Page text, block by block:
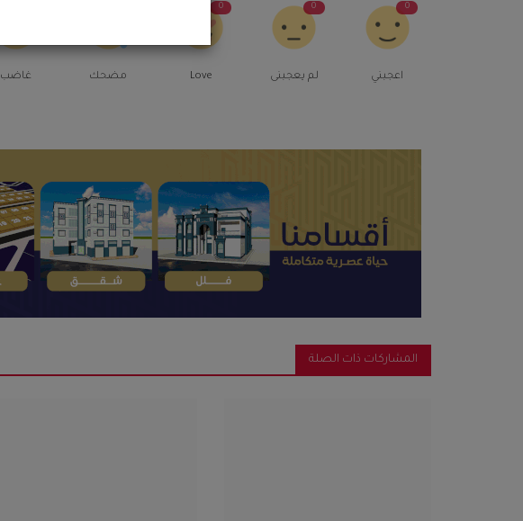
0
اعجبني
0
لم يعجبنى
0
Love مضحك غاضب
المشاركات ذات الصلة